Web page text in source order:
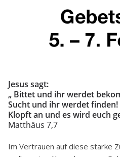
Jesus sagt:
„ Bittet und ihr werdet
Sucht und ihr werdet finden!
Klopft an und es wird euch
Matthäus 7,7
Im Vertrauen auf diese starke